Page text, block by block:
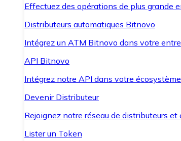
Effectuez des opérations de plus grande
Distributeurs automatiques Bitnovo
Intégrez un ATM Bitnovo dans votre
API Bitnovo
Intégrez notre API dans votre
Devenir Distributeur
Rejoignez notre réseau de distributeurs
Lister un Token